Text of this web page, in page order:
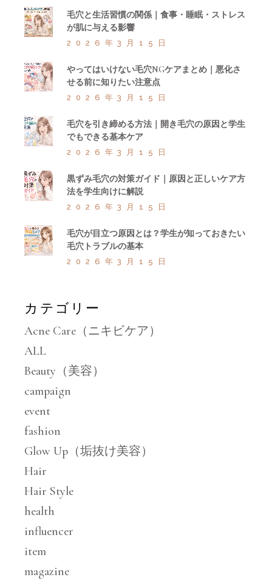
毛穴と生活習慣の関係｜食事・睡眠・ストレス
が肌に与える影響
2026年3月15日
やってはいけない毛穴NGケアまとめ｜悪化さ
せる前に知りたい注意点
2026年3月15日
毛穴を引き締める方法｜開き毛穴の原因と学生
でもできる基本ケア
2026年3月15日
黒ずみ毛穴の対策ガイド｜原因と正しいケア方
法を学生向けに解説
2026年3月15日
毛穴が目立つ原因とは？学生が知っておきたい
毛穴トラブルの基本
2026年3月15日
カテゴリー
Acne Care（ニキビケア）
ALL
Beauty（美容）
campaign
event
fashion
Glow Up（垢抜け美容）
Hair
Hair Style
health
influencer
item
magazine